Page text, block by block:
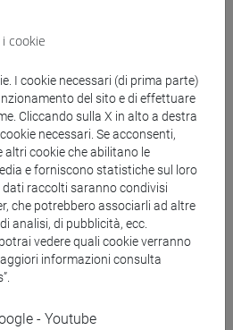
percorsi
Laurea
cookie
I cookie necessari (di prima parte)
del sito e di effettuare
Cliccando sulla X in alto a destra
necessari. Se acconsenti,
cookie che abilitano le
e forniscono statistiche sul loro
raccolti saranno condivisi
che potrebbero associarli ad altre
analisi, di pubblicità, ecc.
vedere quali cookie verranno
informazioni consulta
- Youtube